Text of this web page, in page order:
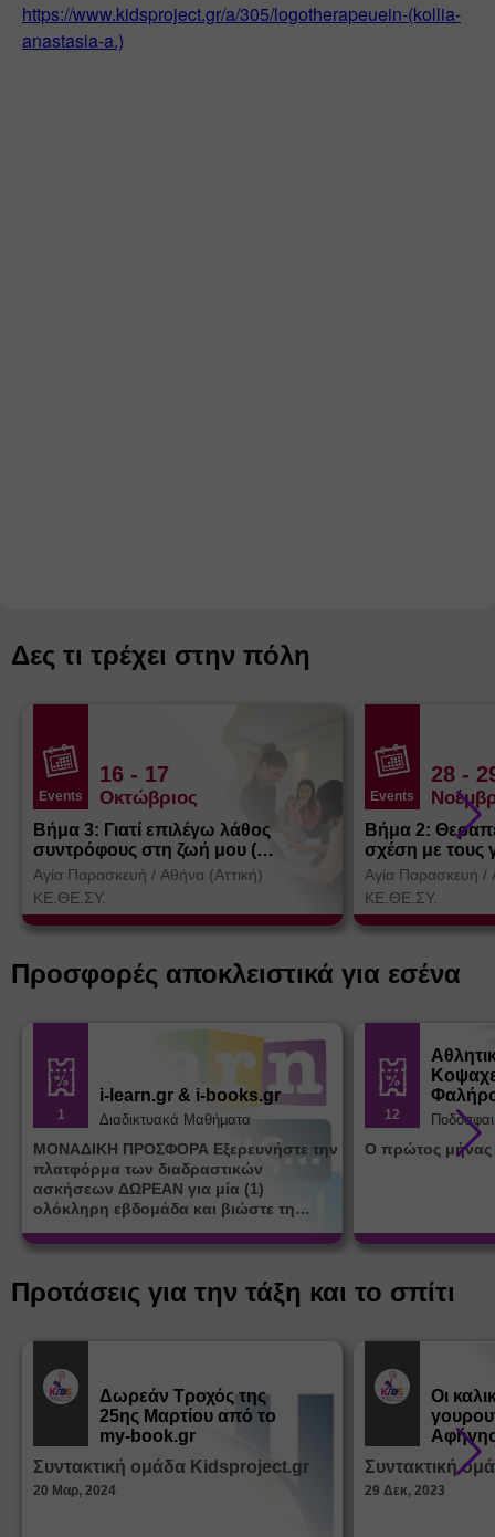
https://www.kidsproject.gr/a/305/logotherapeuein-(kollia-
anastasia-a.)
Δες τι τρέχει στην πόλη
Events
16 - 17
Οκτώβριος
Βήμα 3: Γιατί επιλέγω λάθος
συντρόφους στη ζωή μου (
Θεσσαλονίκη)
Αγία Παρασκευή / Αθήνα (Αττική)
ΚΕ.ΘΕ.ΣΥ.
Events
28 -
Βήμα 2:
σχέση με τους
Αγία Παρασκευή /
ΚΕ.ΘΕ.ΣΥ.
Προσφορές αποκλειστικά για εσένα
1
i-learn.gr & i-books.gr
Διαδικτυακά Μαθήματα
ΜΟΝΑΔΙΚΗ ΠΡΟΣΦΟΡΑ Εξερευνήστε την
πλατφόρμα των διαδραστικών
ασκήσεων ΔΩΡΕΑΝ για μία (1)
ολόκληρη εβδομάδα και βιώστε τη
learn.gr* * Αφορά νέες εγγραφές
12
Ο πρώτος
Προτάσεις για την τάξη και το σπίτι
Δωρεάν Tροχός της
25ης Μαρτίου από το
my-book.gr
Συντακτική ομάδα Kidsproject.gr
20 Μαρ, 2024
Οι
από τα
Συντακτική
29 Δεκ, 2023